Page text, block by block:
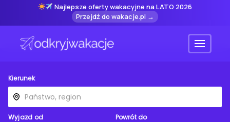
Najlepsze oferty wakacyjne na LATO 2026
Przejdź do wakacje.pl →
Menu
Kierunek
Wyjazd od Powrót do